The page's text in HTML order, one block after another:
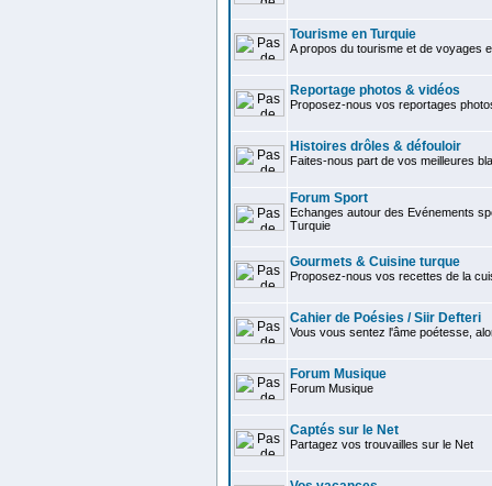
Tourisme en Turquie
A propos du tourisme et de voyages
Reportage photos & vidéos
Proposez-nous vos reportages
Histoires drôles & défouloir
Faites-nous part de vos meilleures
Forum Sport
Echanges autour des Evénements
Turquie
Gourmets & Cuisine turque
Proposez-nous vos recettes de la
Cahier de Poésies / Siir Defteri
Vous vous sentez l'âme poétesse,
Forum Musique
Forum Musique
Captés sur le Net
Partagez vos trouvailles sur le Net